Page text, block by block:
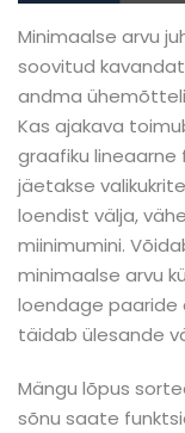
Minimaalse arvu
soovitud
andma
Kas ajakava
graafiku
jäetakse
loendist välja,
miinimumini.
minimaalse arvu
loendage paaride
täidab ülesande
Mängu lõpus
sõnu saate